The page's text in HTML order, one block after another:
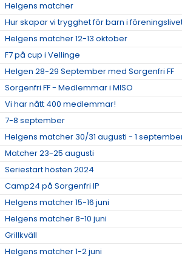
Helgens matcher
Hur skapar vi trygghet för barn i
Helgens matcher 12-13 oktober
F7 på cup i Vellinge
Helgen 28-29 September med Sorgenfri FF
Sorgenfri FF - Medlemmar i MISO
Vi har nått 400 medlemmar!
7-8 september
Helgens matcher 30/31 augusti - 1
Matcher 23-25 augusti
Seriestart hösten 2024
Camp24 på Sorgenfri IP
Helgens matcher 15-16 juni
Helgens matcher 8-10 juni
Grillkväll
Helgens matcher 1-2 juni